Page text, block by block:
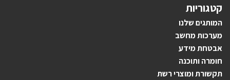
קטגוריות
המותגים שלנו
מערכות מחשב
אבטחת מידע
חומרה ותוכנה
תקשורת ומוצרי רשת